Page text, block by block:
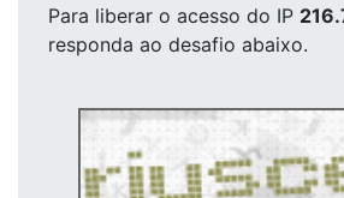
Para liberar o acesso do IP
responda ao desafio abaixo.